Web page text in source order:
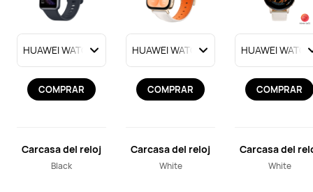
COMPRAR
Carcasa del reloj
Black
COMPRAR
Carcasa del reloj
White
COMPRAR
Carcasa del
White